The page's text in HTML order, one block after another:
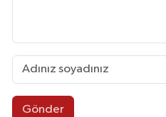
Gönder